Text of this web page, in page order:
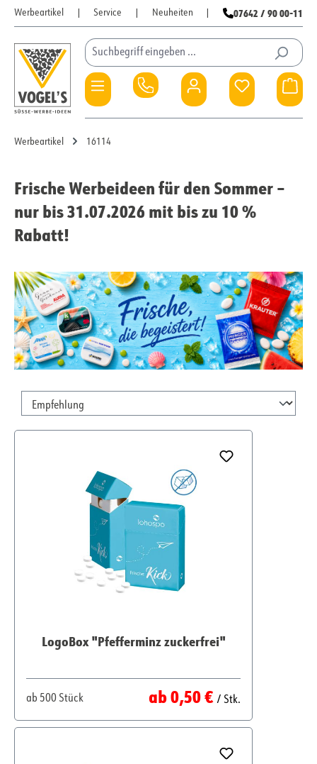
Zum Hauptinhalt springen
Werbeartikel Service Neuheiten 07642 / 90 00-11
Du hast 0
Werbeartikel 16114
Frische Werbeideen für den Sommer –
nur bis 31.07.2026 mit bis zu 10 %
Rabatt!
LogoBox "Pfefferminz zuckerfrei"
ab 500 Stück Regulärer Preis:
ab0,50 € / Stk.